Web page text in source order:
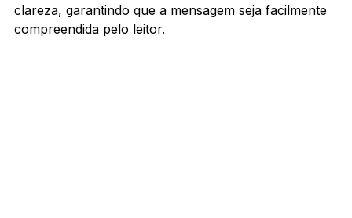
clareza, garantindo que a mensagem seja facilmente
compreendida pelo leitor.